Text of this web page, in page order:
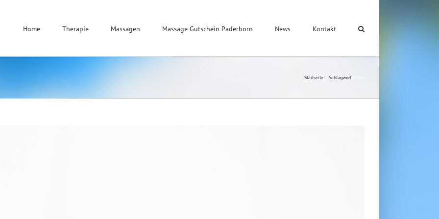
Home Therapie Massagen Massage Gutschein Paderborn News Kontakt
Startseite Schlagwort: